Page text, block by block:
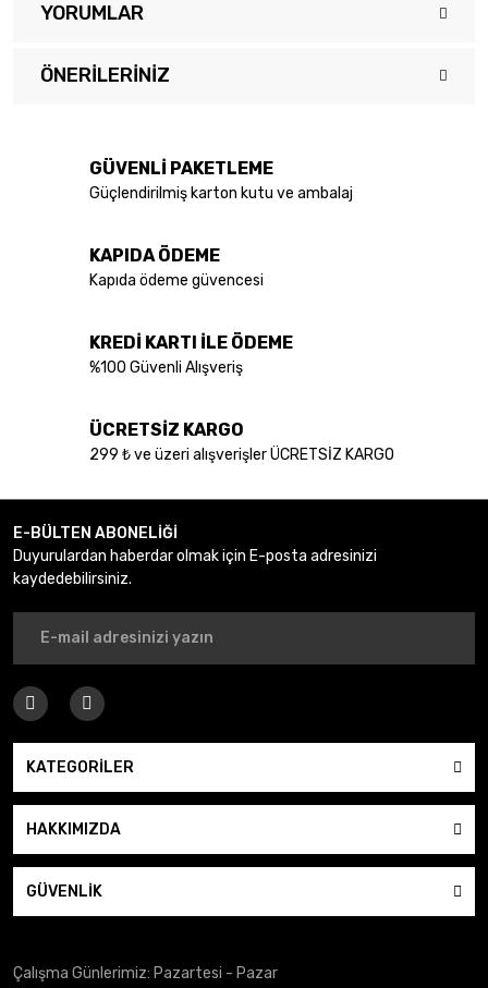
YORUMLAR
ÖNERILERINIZ
tarafımıza iletebilirsiniz.
Görüş ve önerileriniz için teşekkür ederiz.
Ürün açıklamasında eksik bilgiler bulunuyor.
Ürün bilgilerinde hatalar bulunuyor.
Bu ürüne benzer farklı alternatifler olmalı.
Gönder
GÜVENLİ PAKETLEME
Güçlendirilmiş karton kutu ve ambalaj
KAPIDA ÖDEME
Kapıda ödeme güvencesi
KREDİ KARTI İLE ÖDEME
%100 Güvenli Alışveriş
ÜCRETSİZ KARGO
299 ₺ ve üzeri alışverişler ÜCRETSİZ KARGO
E-BÜLTEN ABONELİĞİ
Duyurulardan haberdar olmak için E-posta adresinizi
kaydedebilirsiniz.
KATEGORİLER
HAKKIMIZDA
GÜVENLİK
Çalışma Günlerimiz: Pazartesi - Pazar